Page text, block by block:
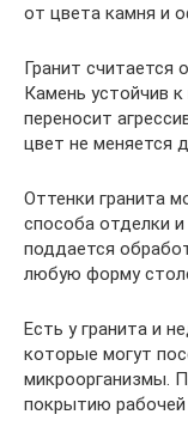
от цвета камня и
Гранит считается
Камень устойчив
переносит
цвет не меняется
Оттенки гранита
способа отделки
поддается
любую форму
Есть у гранита и
которые могут
микроорганизмы.
покрытию рабочей